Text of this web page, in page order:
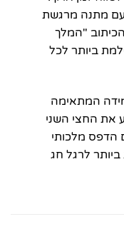
מתנה מרגשת
"המלך
ביותר לכל
המתאימה
את החצי השני
הדפס מלכותי
לרגל חג